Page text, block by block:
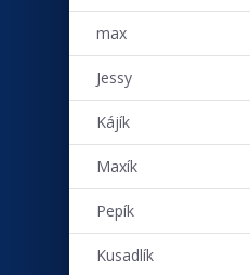
max
Jessy
Kájík
Maxík
Pepík
Kusadlík